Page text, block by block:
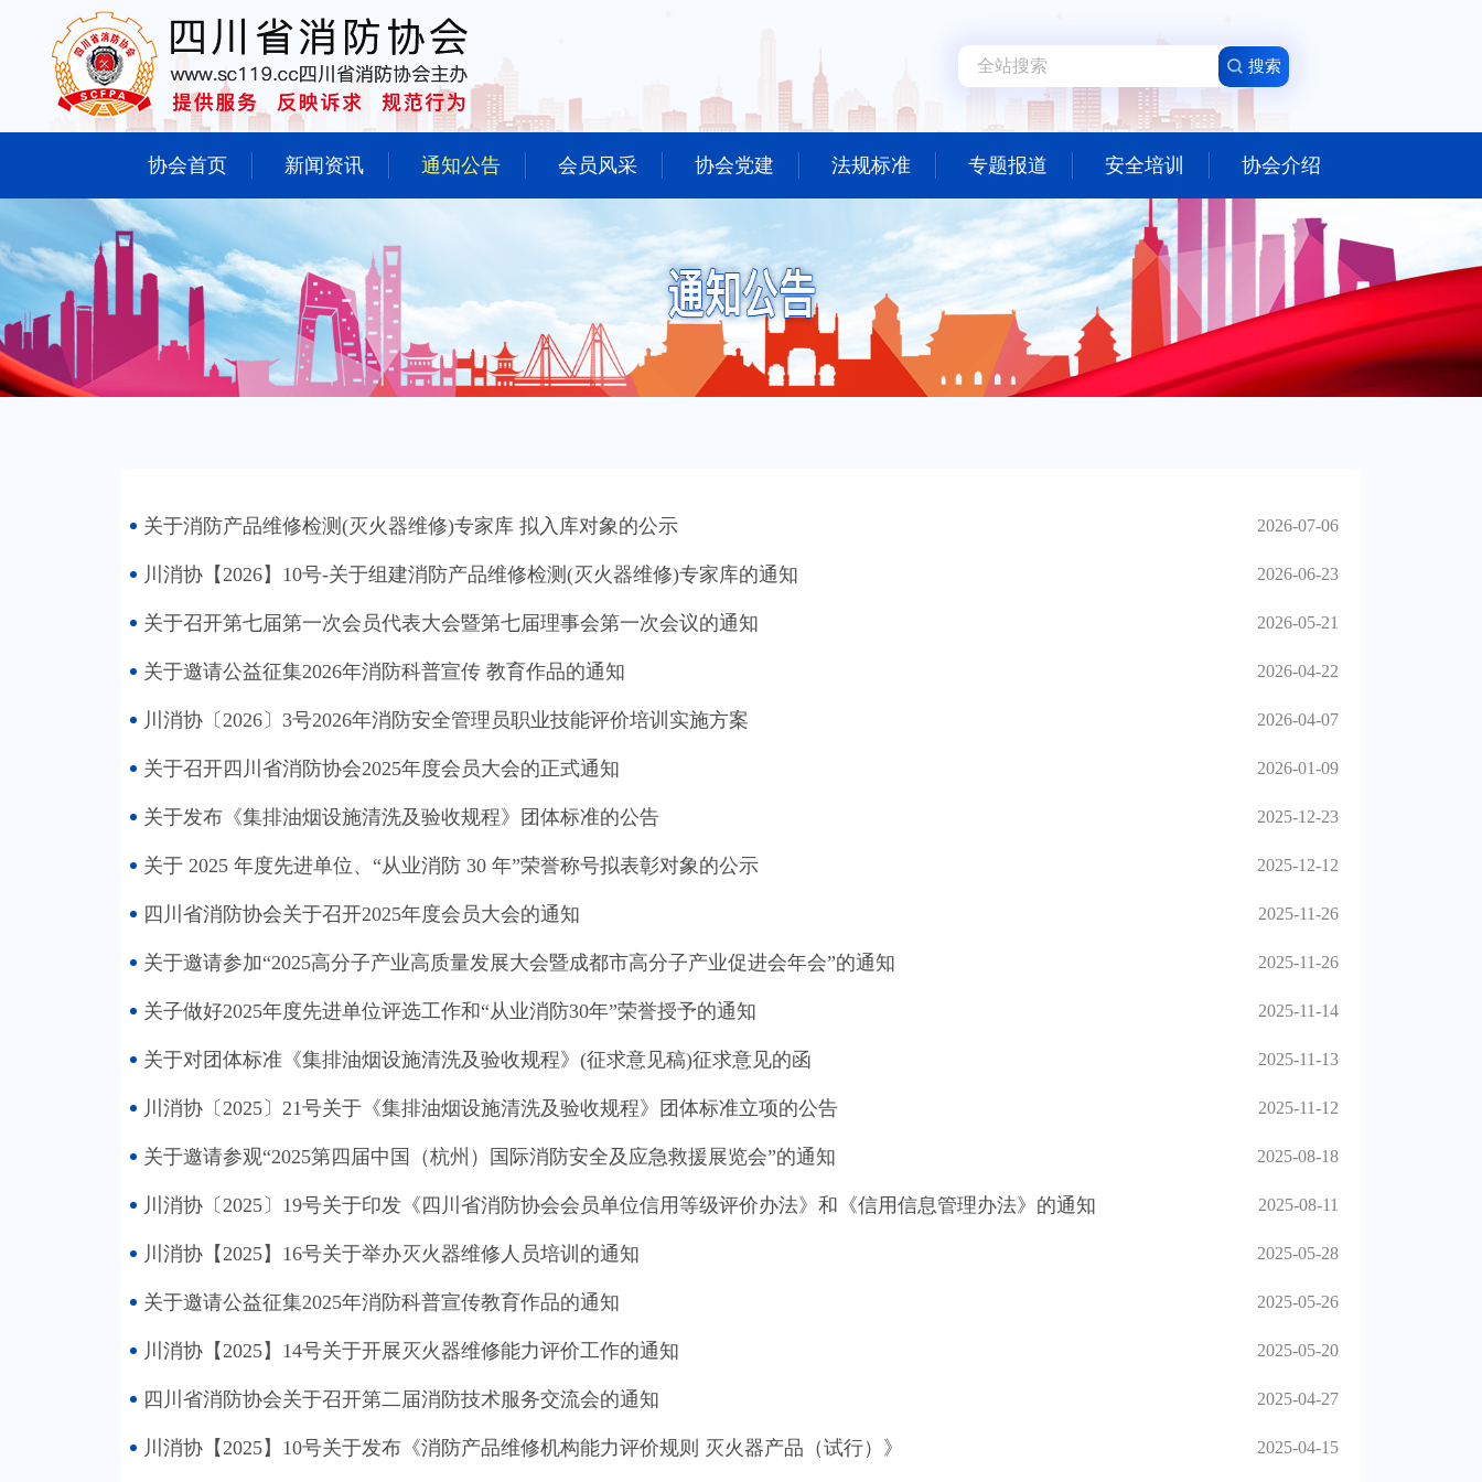
协会首页 新闻资讯 通知公告 会员风采 协会党建 法规标准 专题报道 安全培训 协会介绍
关于消防产品维修检测(灭火器维修)专家库 拟入库对象的公示 2026-07-06
川消协【2026】10号-关于组建消防产品维修检测(灭火器维修)专家库的通知 2026-06-23
关于召开第七届第一次会员代表大会暨第七届理事会第一次会议的通知 2026-05-21
关于邀请公益征集2026年消防科普宣传 教育作品的通知 2026-04-22
川消协〔2026〕3号2026年消防安全管理员职业技能评价培训实施方案 2026-04-07
关于召开四川省消防协会2025年度会员大会的正式通知 2026-01-09
关于发布《集排油烟设施清洗及验收规程》团体标准的公告 2025-12-23
关于 2025 年度先进单位、“从业消防 30 年”荣誉称号拟表彰对象的公示 2025-12-12
四川省消防协会关于召开2025年度会员大会的通知 2025-11-26
关于邀请参加“2025高分子产业高质量发展大会暨成都市高分子产业促进会年会”的通知 2025-11-26
关子做好2025年度先进单位评选工作和“从业消防30年”荣誉授予的通知 2025-11-14
关于对团体标准《集排油烟设施清洗及验收规程》(征求意见稿)征求意见的函 2025-11-13
川消协〔2025〕21号关于《集排油烟设施清洗及验收规程》团体标准立项的公告 2025-11-12
关于邀请参观“2025第四届中国（杭州）国际消防安全及应急救援展览会”的通知 2025-08-18
川消协〔2025〕19号关于印发《四川省消防协会会员单位信用等级评价办法》和《信用信息管理办法》的通知 2025-08-11
川消协【2025】16号关于举办灭火器维修人员培训的通知 2025-05-28
关于邀请公益征集2025年消防科普宣传教育作品的通知 2025-05-26
川消协【2025】14号关于开展灭火器维修能力评价工作的通知 2025-05-20
四川省消防协会关于召开第二届消防技术服务交流会的通知 2025-04-27
川消协【2025】10号关于发布《消防产品维修机构能力评价规则 灭火器产品（试行）》 2025-04-15